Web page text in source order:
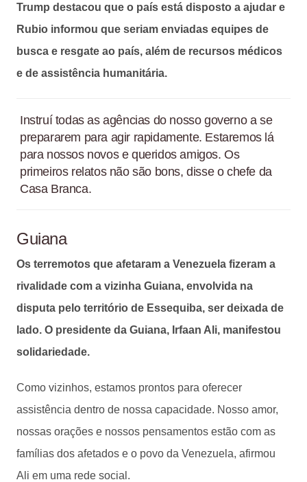
Trump destacou que o país está disposto a ajudar e
Rubio informou que seriam enviadas equipes de
busca e resgate ao país, além de recursos médicos
e de assistência humanitária.
Instruí todas as agências do nosso governo a se
prepararem para agir rapidamente. Estaremos lá
para nossos novos e queridos amigos. Os
primeiros relatos não são bons, disse o chefe da
Casa Branca.
Guiana
Os terremotos que afetaram a Venezuela fizeram a
rivalidade com a vizinha Guiana, envolvida na
disputa pelo território de Essequiba, ser deixada de
lado. O presidente da Guiana, Irfaan Ali, manifestou
solidariedade.
Como vizinhos, estamos prontos para oferecer
assistência dentro de nossa capacidade. Nosso amor,
nossas orações e nossos pensamentos estão com as
famílias dos afetados e o povo da Venezuela, afirmou
Ali em uma rede social.